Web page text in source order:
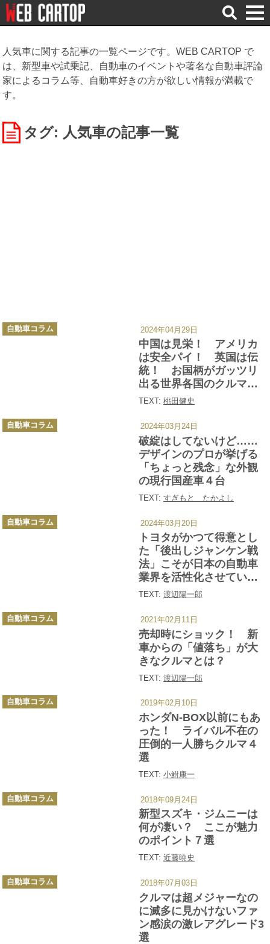
検
索
人気車に関する記事の一覧ページです。WEB CARTOP で
は、新型車や試乗記、自動車のイベントや著名な自動車評論
家によるコラム等、自動車好きの方が欲しい情報が満載で
す。
タグ: 人気車の記事一覧
中国は見栄！ アメリカ
は安全パイ！ 英国は伝
統！ お国柄がガッツリ
出る世界各国のクルマ選
び
TEXT: 桃田健史
カ
テ
自動車コラム 2024年04月29日
破綻はしてないけど……
デザインのプロが挙げる
「ちょっと残念」な外観
の現行国産車４台
TEXT: すぎもと たかよし
カ
テ
自動車コラム 2024年03月24日
トヨタがかつて得意とし
た「後出しジャンケン戦
法」こそが日本の自動車
業界を活性化させてい
た！ 今こそ「怖いトヨ
TEXT: 渡辺陽一郎
カ
テ
自動車コラム 2024年03月20日
売却時にショック！ 新
車からの「値落ち」が大
きなクルマとは？
TEXT: 渡辺陽一郎
カ
テ
自動車コラム 2021年02月11日
ホンダN-BOX以前にもあ
った！ ライバル不在の
圧倒的一人勝ちクルマ４
選
TEXT: 小鮒康一
カ
テ
自動車コラム 2019年02月10日
新型スズキ・ジムニーは
何が凄い？ ここが魅力
のポイント７選
TEXT: 近藤暁史
カ
テ
自動車コラム 2018年09月24日
クルマは超メジャーなの
に滅多に見かけないファ
ン感涙の激レアグレード3
選
カ
テ
自動車コラム 2018年07月03日